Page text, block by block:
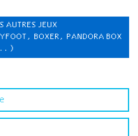
AUTRES JEUX
BOXER, PANDORA BOX